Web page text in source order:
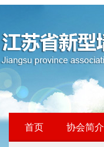
首页 协会简介